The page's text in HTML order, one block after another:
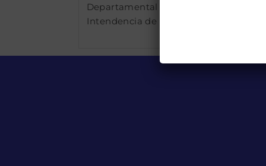
Departamental por la
Intendencia de Río Negro.